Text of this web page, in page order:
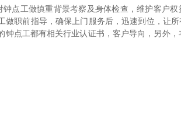
钟点工做慎重背景考察及身体检查，维护客户
做职前指导，确保上门服务后，迅速到位，让
钟点工都有相关行业认证书，客户导向，另外